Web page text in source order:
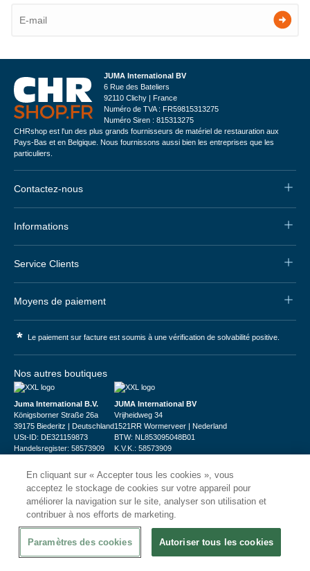
JUMA International BV
6 Rue des Bateliers
92110 Clichy | France
Numéro de TVA : FR59815313275
Numéro Siren : 815313275
CHRshop est l'un des plus grands fournisseurs de matériel de restauration aux
Pays-Bas et en Belgique. Nous fournissons aussi bien les entreprises que les
particuliers.
Contactez-nous
Informations
Service Clients
Moyens de paiement
* Le paiement sur facture est soumis à une vérification de solvabilité positive.
Nos autres boutiques
Juma International B.V.
Königsborner Straße 26a
39175 Biederitz | Deutschland
USt-ID: DE321159873
Handelsregister: 58573909
JUMA International BV
Vrijheidweg 34
1521RR Wormerveer | Nederland
BTW: NL853095048B01
K.V.K.: 58573909
© 2026CHRshop
En cliquant sur « Accepter tous les cookies », vous
acceptez le stockage de cookies sur votre appareil pour
améliorer la navigation sur le site, analyser son utilisation et
contribuer à nos efforts de marketing.
Paramètres des cookies Autoriser tous les cookies